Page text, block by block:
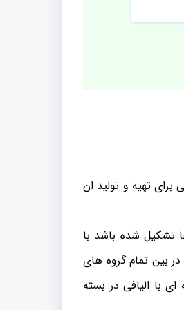
تهیه و تولید ان
تشکیل شده باشد با
بین تمام گروه های
با الیافی در بسته